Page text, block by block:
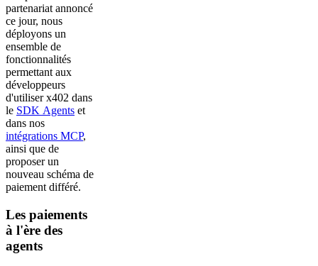
partenariat annoncé
ce jour, nous
déployons un
ensemble de
fonctionnalités
permettant aux
développeurs
d'utiliser x402 dans
le SDK Agents et
dans nos
intégrations MCP,
ainsi que de
proposer un
nouveau schéma de
paiement différé.
Les paiements
à l'ère des
agents